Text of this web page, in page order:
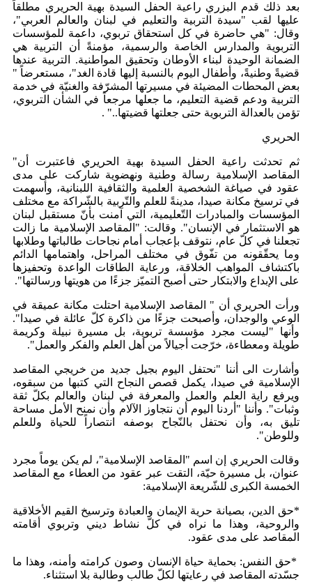
بعد ذلك قدم البزري راعية الحفل السيدة بهية الحريري مطلقاً
عليها لقب "سيدة التربية والتعليم في لبنان والعالم العربي"،
وقال: "هي حاضرة في كل استحقاق تربوي، داعمة للمؤسسات
التربوية والمدارس الخاصة والرسمية، مؤمنةً أن التربية هي
الضمانة الوحيدة لبناء الأوطان وتحقيق المواطنية. التربية عندها
قضيةً وطنيةً، وأطفال اليوم بالنسبة إليها قادة الغد"، مستعرضاً "
بعض المحطات المضيئة في مسيرتها المشرّفة والغنيّة في خدمة
التربية ودعم قضية التعليم، ما جعلها مرجعاً في الشأن التربوي،
تؤمن بالعدالة التربوية حتى جعلتها قضيتها.." .
الحريري
ثم تحدثت راعية الحفل السيدة بهية الحريري فاعتبرت أن"
المقاصد الإسلامية رسالة وطنية ونهضوية شاركت على مدى
عقود في صياغة الشخصية العلمية والثقافية اللبنانية، وأسهمت
في ترسيخ مكانة صيدا، مدينةً للعلم والتّربية بالشّراكة مع مختلف
المؤسسات والمبادرات التّعليمية، التي آمنت بأنّ مستقبل لبنان
هو الاستثمار في الإنسان". وقالت: "المقاصد الإسلامية ما زالت
تجعلنا في كلّ عام، نتوقف بإعجاب أمام نجاحات طالباتها وطلابها
وما يحقّقونه من تفّوق في مختلف المراحل، واهتمامها الدائم
باكتشاف المواهب الخلاقة، ورعاية الطاقات الواعدة وتحفيزها
على الإبداع والابتكار حتى أصبح التميّز جزءًا من هويتها ورسالتها".
ورأت الحريري أن " المقاصد الإسلامية احتلت مكانة عميقة في
الوعي والوجدان، وأصبحت جزءًا من ذاكرة كلّ عائلة في صيدا".
وأنها "ليست مجرد مؤسسة تربوية، بل مسيرة نبيلة وكريمة
طويلة ومعطاءة، خرّجت أجيالاً من أهل العلم والفكر والعمل".
وأشارت الى أننا "نحتفل اليوم بجيل جديد من خريجي المقاصد
الإسلامية في صيدا، يكمل قصص النجاح التي كتبها من سبقوه،
ويرفع راية العلم والعمل والمعرفة في لبنان والعالم بكلّ ثقة
وثبات". وأننا "أردنا اليوم أن نتجاوز الآلام وأن نمنح الأمل مساحة
تليق به، وأن نحتفل بالنّجاح بوصفه انتصاراً للحياة وللعلم
وللوطن".
وقالت الحريري إن اسم "المقاصد الإسلامية"، لم يكن يوماً مجرد
عنوان، بل مسيرة حيّة، التقت عبر عقود من العطاء مع المقاصد
الخمسة الكبرى للشّريعة الإسلامية:
*حق الدين، بصيانة حرية الإيمان والعبادة وترسيخ القيم الأخلاقية
والروحية، وهذا ما نراه في كلّ نشاط ديني وتربوي أقامته
المقاصد على مدى عقود.
*حق النفس: بحماية حياة الإنسان وصون كرامته وأمنه، وهذا ما
جسّدته المقاصد في رعايتها لكلّ طالب وطالبة بلا استثناء.